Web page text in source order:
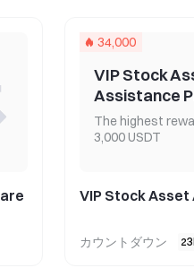
34,000
VIP Stock
Assistance
The highest
3,000 USDT
VIP Stock
カウントダウン 23